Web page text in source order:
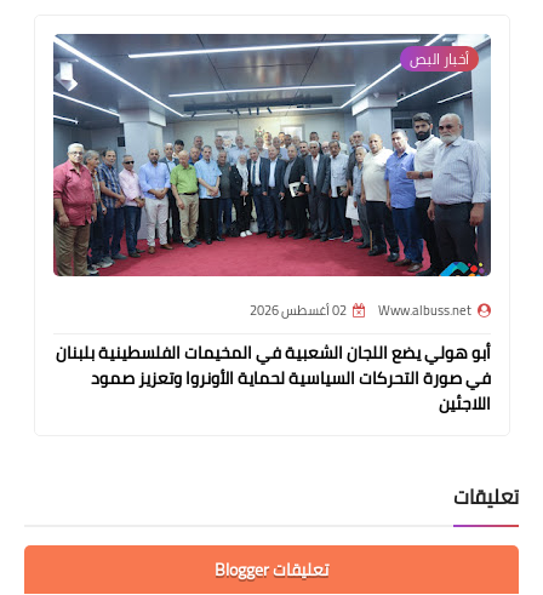
أخبار ‏البص
Www.albuss.net 02 أغسطس 2026
أبو هولي يضع اللجان الشعبية في المخيمات الفلسطينية بلبنان
في صورة التحركات السياسية لحماية الأونروا وتعزيز صمود
اللاجئين
تعليقات
تعليقات Blogger